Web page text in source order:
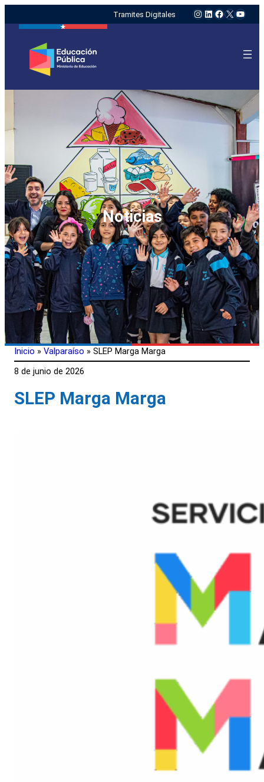
Tramites Digitales Instagram
LinkedIn
Facebook
X
Noticias
Inicio » Valparaíso » SLEP Marga Marga
8 de junio de 2026
SLEP Marga Marga